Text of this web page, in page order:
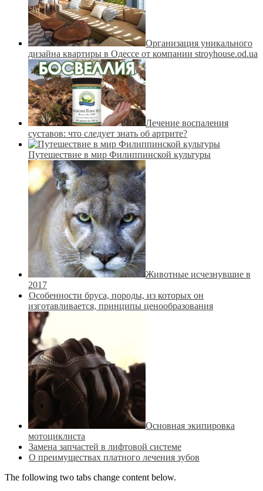
Организация уникального
дизайна квартиры в Одессе от компании stroyhouse.od.ua
Лечение воспаления
суставов: что следует знать об артрите?
Путешествие в мир Филиппинской культуры
Животные исчезнувшие в
2017
Особенности бруса, породы, из которых он
изготавливается, принципы ценообразования
Основная экипировка
мотоциклиста
Замена запчастей в лифтовой системе
О преимуществах платного лечения зубов
The following two tabs change content below.